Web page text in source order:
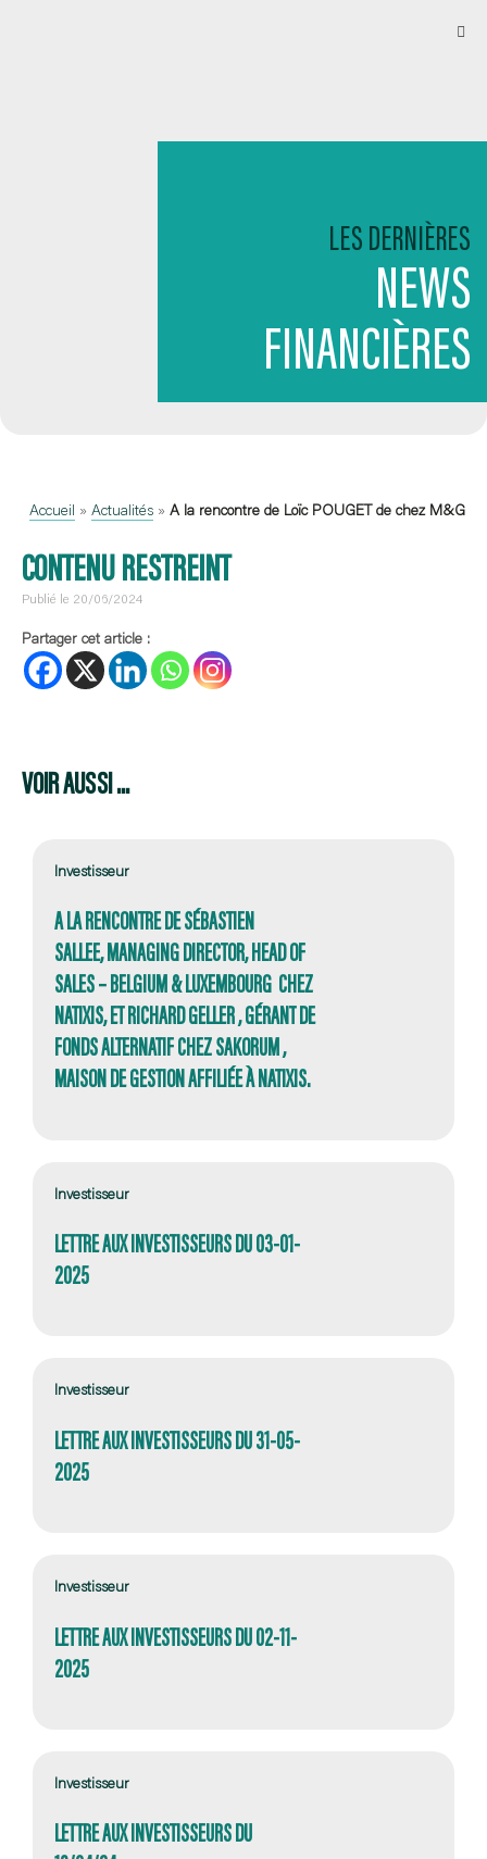
LES DERNIÈRES
NEWS
FINANCIÈRES
Accueil » Actualités » A la rencontre de Loïc POUGET de chez M&G
CONTENU RESTREINT
Publié le 20/06/2024
Partager cet article :
VOIR AUSSI ...
Investisseur
A LA RENCONTRE DE SÉBASTIEN
SALLEE, MANAGING DIRECTOR, HEAD OF
SALES – BELGIUM & LUXEMBOURG CHEZ
NATIXIS, ET RICHARD GELLER , GÉRANT DE
FONDS ALTERNATIF CHEZ SAKORUM ,
MAISON DE GESTION AFFILIÉE À NATIXIS.
Investisseur
LETTRE AUX INVESTISSEURS DU 03-01-
2025
Investisseur
LETTRE AUX INVESTISSEURS DU 31-05-
2025
Investisseur
LETTRE AUX INVESTISSEURS DU 02-11-
2025
Investisseur
LETTRE AUX INVESTISSEURS DU